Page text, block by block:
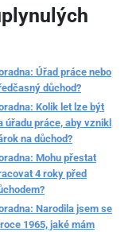
Úřad práce nebo
důchod?
Kolik let lze být
úřadu práce, aby vznikl
na důchod?
Mohu přestat
4 roky před
Narodila jsem se
1965, jaké mám